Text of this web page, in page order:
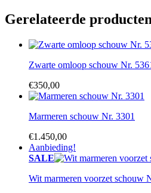
Gerelateerde
Zwarte omloop schouw Nr.
€350,00
Marmeren schouw Nr. 3301
€1.450,00
Aanbieding!
SALE
Wit marmeren voorzet schouw